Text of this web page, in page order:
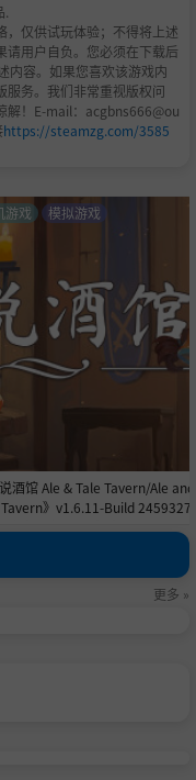
.
，仅供试玩体验；不得将上述
请用户自负。您必须在下载后
内容。如果您喜欢该游戏内
服务。我们非常重视版权问
解！E-mail：acgbns666@ou
https://steamzg.com/3585
说酒馆 Ale & Tale Tavern/Ale
》v1.6.11-Build
游戏 模拟游戏
更多 »